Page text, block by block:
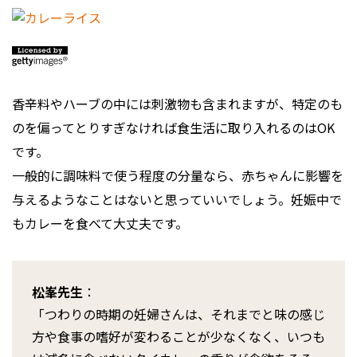
香辛料やハーブの中には刺激物も含まれますが、特定のも
のを偏ってとりすぎなければ食生活に取り入れるのはOK
です。
一般的に調味料で使う程度の分量なら、赤ちゃんに影響を
与えるようなことはないと思っていいでしょう。妊娠中で
もカレーを食べて大丈夫です。
松峯先生 ：
「つわりの時期の妊婦さんは、それまでと味の感じ
方や食事の嗜好が変わることが少なくなく、いつも